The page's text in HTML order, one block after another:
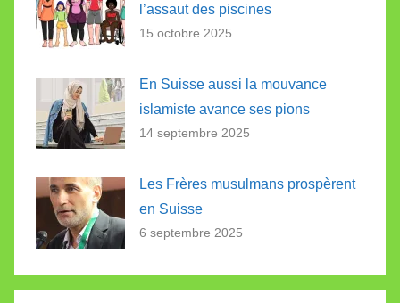
l’assaut des piscines
15 octobre 2025
En Suisse aussi la mouvance
islamiste avance ses pions
14 septembre 2025
Les Frères musulmans prospèrent
en Suisse
6 septembre 2025